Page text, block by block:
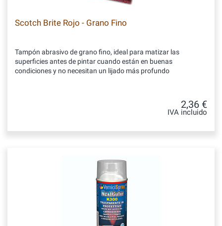
Scotch Brite Rojo - Grano Fino
Tampón abrasivo de grano fino, ideal para matizar las
superficies antes de pintar cuando están en buenas
condiciones y no necesitan un lijado más profundo
2,36 €
IVA incluido